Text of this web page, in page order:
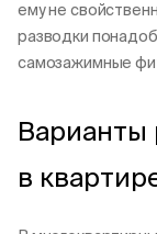
ему не
разводки
самозажимные
Варианты
в